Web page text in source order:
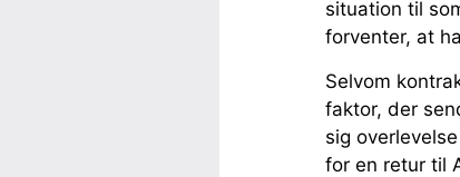
situation til
forventer, at
Selvom
faktor, der
sig
for en retur til